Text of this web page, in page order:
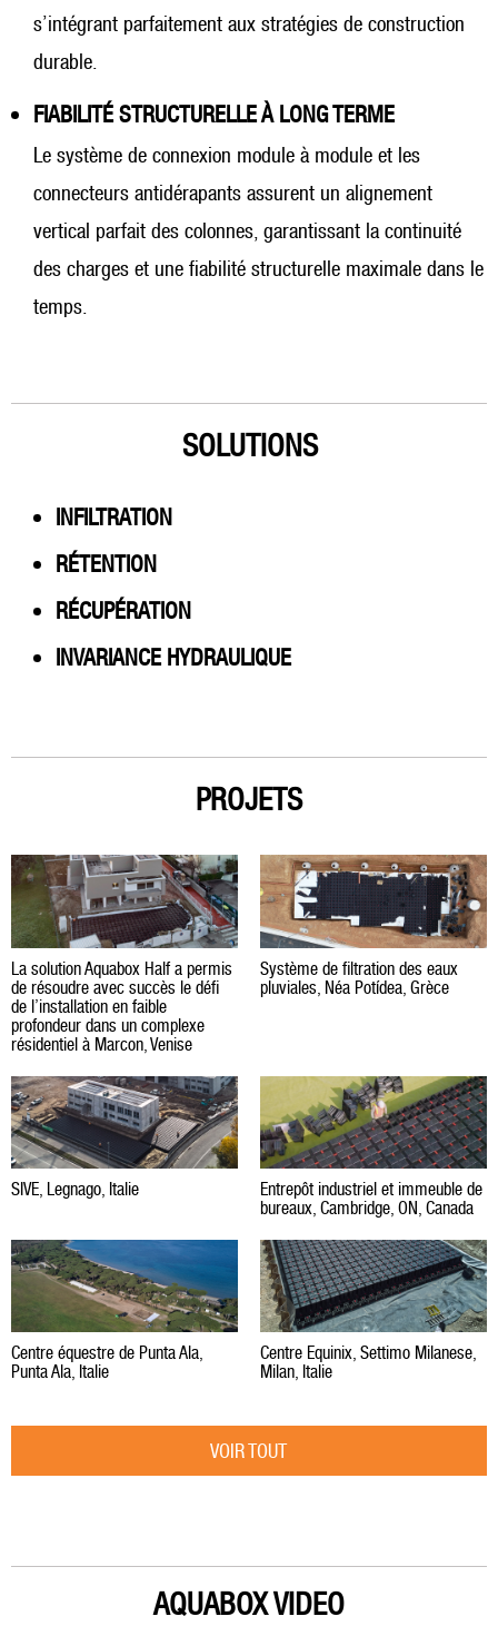
s’intégrant parfaitement aux stratégies de construction
durable.
FIABILITÉ STRUCTURELLE À LONG TERME
Le système de connexion module à module et les
connecteurs antidérapants assurent un alignement
vertical parfait des colonnes, garantissant la continuité
des charges et une fiabilité structurelle maximale dans le
temps.
SOLUTIONS
INFILTRATION
RÉTENTION
RÉCUPÉRATION
INVARIANCE HYDRAULIQUE
PROJETS
La solution Aquabox Half a permis
de résoudre avec succès le défi
de l’installation en faible
profondeur dans un complexe
résidentiel à Marcon, Venise
Système de filtration des eaux
pluviales, Néa Potídea, Grèce
SIVE, Legnago, Italie
Entrepôt industriel et immeuble de
bureaux, Cambridge, ON, Canada
Centre équestre de Punta Ala,
Punta Ala, Italie
Centre Equinix, Settimo Milanese,
Milan, Italie
VOIR TOUT
AQUABOX VIDEO